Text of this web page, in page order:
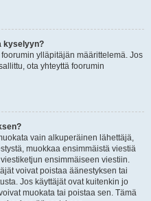
kyselyyn?
ylläpitäjän määrittelemä. Jos
ota yhteyttä foorumin
vain alkuperäinen lähettäjä,
muokkaa ensimmäistä viestiä
ensimmäiseen viestiin.
voivat poistaa äänestyksen tai
Jos käyttäjät ovat kuitenkin jo
muokata tai poistaa sen. Tämä